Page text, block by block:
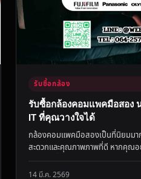
รับซื้อกล้อง
รับซื้อกล้องคอมแพคมือสอง
IT ที่คุณวางใจได้
กล้องคอมแพคมือสองเป็นที่นิยมมา
สะดวกและคุณภาพภาพที่ดี หากคุณอ
หาสถานที่รับซื้อกล้อ...
14 มี.ค. 2569